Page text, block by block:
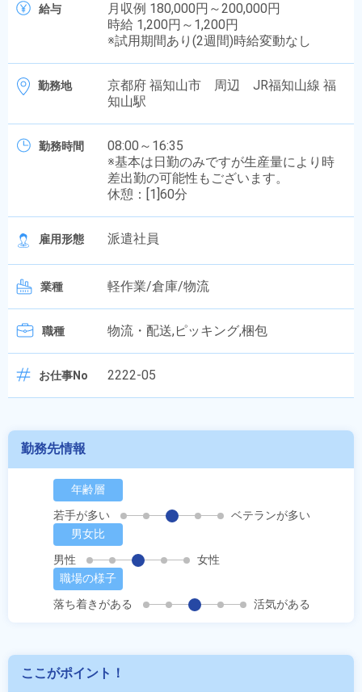
給与
月収例 180,000円～200,000円
時給 1,200円～1,200円
※試用期間あり(2週間)時給変動なし
勤務地
京都府 福知山市 周辺 JR福知山線 福
知山駅
勤務時間
08:00～16:35
※基本は日勤のみですが生産量により時
差出勤の可能性もございます。
休憩：[1]60分
雇用形態 派遣社員
業種 軽作業/倉庫/物流
職種 物流・配送,ピッキング,梱包
お仕事No 2222-05
勤務先情報
年齢層
若手が多い
ベテランが多い
男女比
男性
女性
職場の様子
落ち着きがある
活気がある
ここがポイント！